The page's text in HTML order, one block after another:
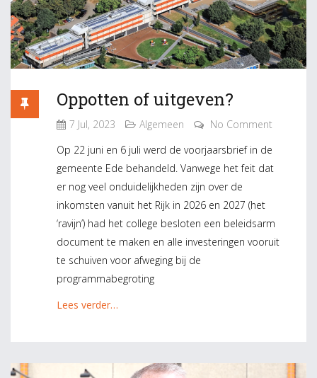
Oppotten of uitgeven?
7 Jul, 2023 Algemeen
No Comment
Op 22 juni en 6 juli werd de voorjaarsbrief in de
gemeente Ede behandeld. Vanwege het feit dat
er nog veel onduidelijkheden zijn over de
inkomsten vanuit het Rijk in 2026 en 2027 (het
‘ravijn’) had het college besloten een beleidsarm
document te maken en alle investeringen vooruit
te schuiven voor afweging bij de
programmabegroting
Lees verder…